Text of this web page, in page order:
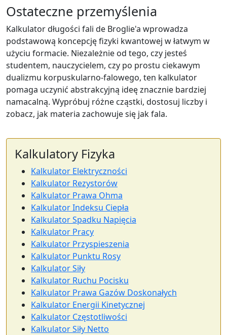
Ostateczne przemyślenia
Kalkulator długości fali de Broglie'a wprowadza
podstawową koncepcję fizyki kwantowej w łatwym w
użyciu formacie. Niezależnie od tego, czy jesteś
studentem, nauczycielem, czy po prostu ciekawym
dualizmu korpuskularno-falowego, ten kalkulator
pomaga uczynić abstrakcyjną ideę znacznie bardziej
namacalną. Wypróbuj różne cząstki, dostosuj liczby i
zobacz, jak materia zachowuje się jak fala.
Kalkulatory Fizyka
Kalkulator Elektryczności
Kalkulator Rezystorów
Kalkulator Prawa Ohma
Kalkulator Indeksu Ciepła
Kalkulator Spadku Napięcia
Kalkulator Pracy
Kalkulator Przyspieszenia
Kalkulator Punktu Rosy
Kalkulator Siły
Kalkulator Ruchu Pocisku
Kalkulator Prawa Gazów Doskonałych
Kalkulator Energii Kinetycznej
Kalkulator Częstotliwości
Kalkulator Siły Netto